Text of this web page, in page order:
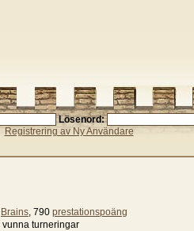
Lösenord:
Registrering av Ny Användare
Brains, 790 prestationspoäng
vunna turneringar